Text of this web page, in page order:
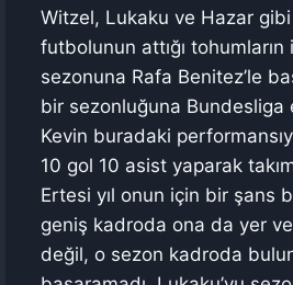
Witzel, Lukaku ve Hazar gibi
futbolunun attığı
sezonuna Rafa Benitez’le
bir sezonluğuna Bundesliga
Kevin buradaki
10 gol 10 asist yaparak
Ertesi yıl onun için bir şans
geniş kadroda ona da yer
değil, o sezon kadroda